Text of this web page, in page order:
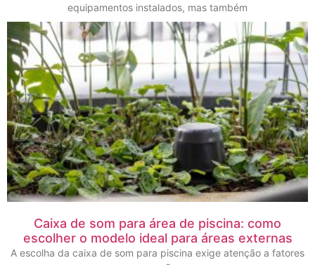
equipamentos instalados, mas também
Caixa de som para área de piscina: como
escolher o modelo ideal para áreas externas
A escolha da caixa de som para piscina exige atenção a fatores